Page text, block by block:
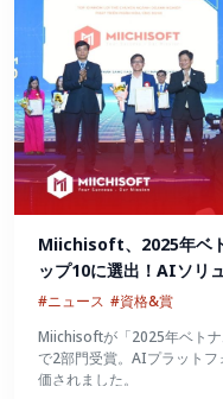
Miichisoft、2025年ベ
ップ10に選出！AIソリ
#ニュース #資格&賞
Miichisoftが「2025年ベトナ
で2部門受賞。AIプラット
価されました。